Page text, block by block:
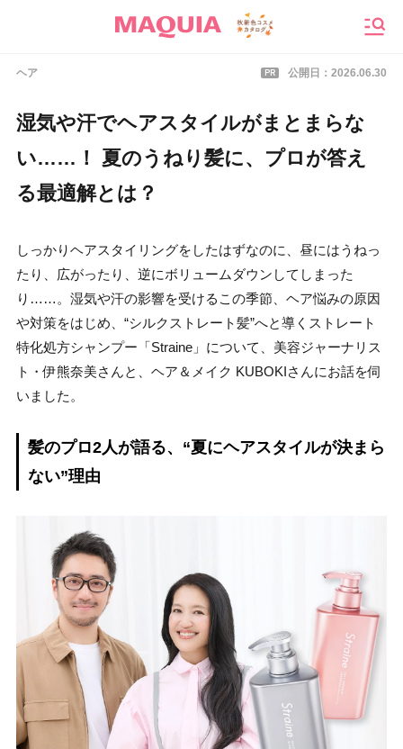
ヘア PR 公開日： 2026.06.30
湿気や汗でヘアスタイルがまとまらな
い……！ 夏のうねり髪に、プロが答え
る最適解とは？
しっかりヘアスタイリングをしたはずなのに、昼にはうねっ
たり、広がったり、逆にボリュームダウンしてしまった
り……。湿気や汗の影響を受けるこの季節、ヘア悩みの原因
や対策をはじめ、“シルクストレート髪”へと導くストレート
特化処方シャンプー「Straine」について、美容ジャーナリス
ト・伊熊奈美さんと、ヘア＆メイク KUBOKIさんにお話を伺
いました。
髪のプロ2人が語る、“夏にヘアスタイルが決まら
ない”理由